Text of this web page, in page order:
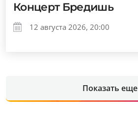
Концерт Бредишь
12 августа 2026, 20:00
Показать еще